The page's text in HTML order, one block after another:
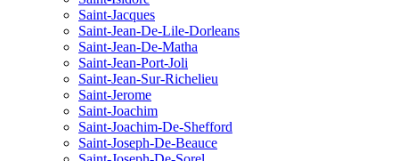
Saint-Jacques
Saint-Jean-De-Lile-Dorleans
Saint-Jean-De-Matha
Saint-Jean-Port-Joli
Saint-Jean-Sur-Richelieu
Saint-Jerome
Saint-Joachim
Saint-Joachim-De-Shefford
Saint-Joseph-De-Beauce